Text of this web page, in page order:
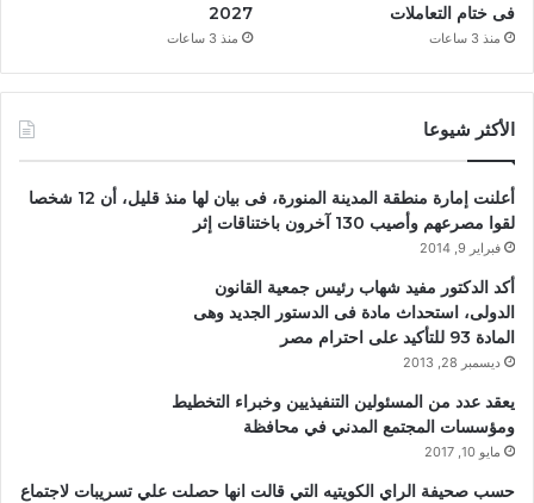
فى ختام التعاملات
منذ 3 ساعات
2027
منذ 3 ساعات
الأكثر شيوعا
أعلنت إمارة منطقة المدينة المنورة، فى بيان لها منذ قليل، أن 12 شخصا
لقوا مصرعهم وأصيب 130 آخرون باختناقات إثر
فبراير 9, 2014
أكد الدكتور مفيد شهاب رئيس جمعية القانون
الدولى، استحداث مادة فى الدستور الجديد وهى
المادة 93 للتأكيد على احترام مصر
ديسمبر 28, 2013
يعقد عدد من المسئولين التنفيذيين وخبراء التخطيط
ومؤسسات المجتمع المدني في محافظة
مايو 10, 2017
حسب صحيفة الراي الكويتيه التي قالت انها حصلت علي تسريبات لاجتماع